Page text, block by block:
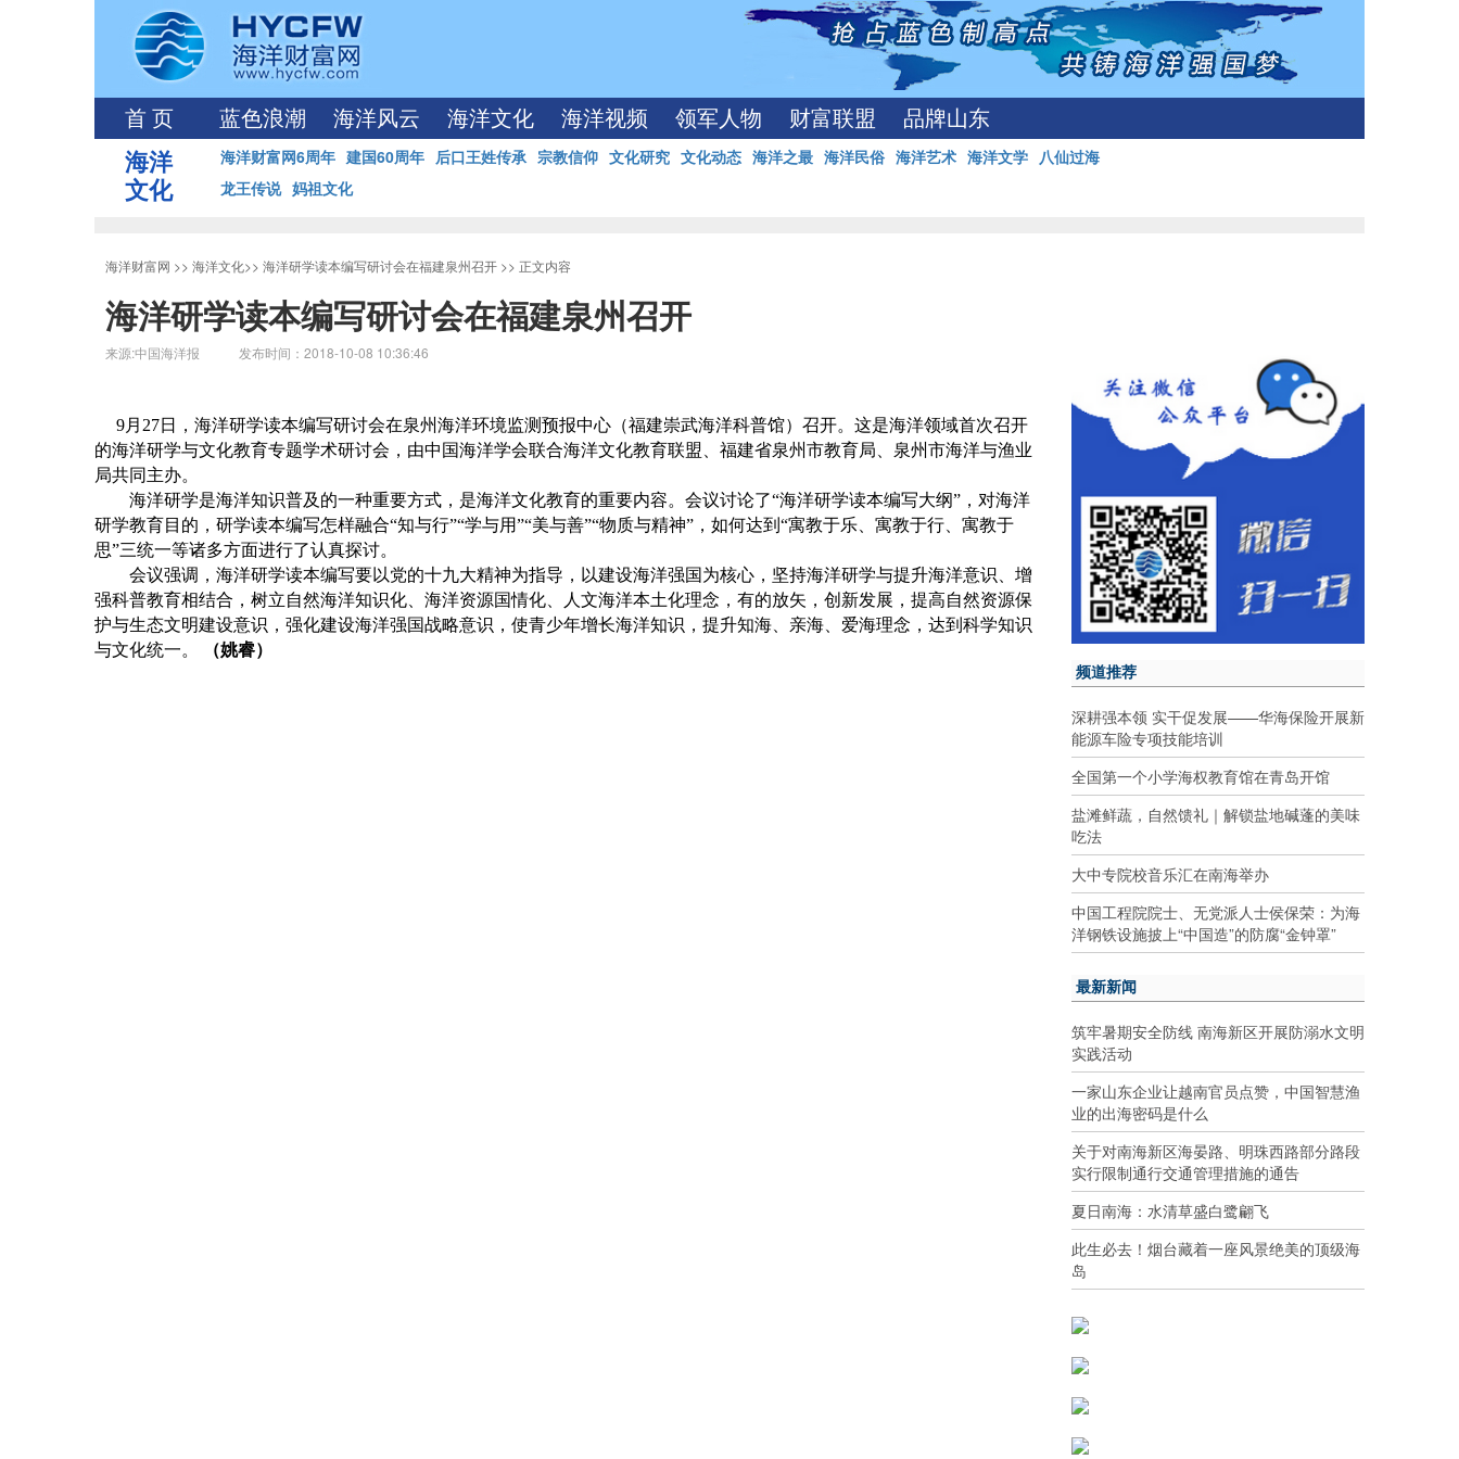
首 页 蓝色浪潮 海洋风云 海洋文化 海洋视频 领军人物 财富联盟 品牌山东
海洋
文化
海洋财富网6周年 建国60周年 后口王姓传承 宗教信仰 文化研究 文化动态 海洋之最 海洋民俗 海洋艺术 海洋文学 八仙过海
龙王传说 妈祖文化
海洋财富网 >> 海洋文化>> 海洋研学读本编写研讨会在福建泉州召开 >> 正文内容
海洋研学读本编写研讨会在福建泉州召开
来源:中国海洋报 发布时间：2018-10-08 10:36:46
9月27日，海洋研学读本编写研讨会在泉州海洋环境监测预报中心（福建崇武海洋科普馆）召开。这是海洋领域首次召开
的海洋研学与文化教育专题学术研讨会，由中国海洋学会联合海洋文化教育联盟、福建省泉州市教育局、泉州市海洋与渔业
局共同主办。
海洋研学是海洋知识普及的一种重要方式，是海洋文化教育的重要内容。会议讨论了“海洋研学读本编写大纲”，对海洋
研学教育目的，研学读本编写怎样融合“知与行”“学与用”“美与善”“物质与精神”，如何达到“寓教于乐、寓教于行、寓教于
思”三统一等诸多方面进行了认真探讨。
会议强调，海洋研学读本编写要以党的十九大精神为指导，以建设海洋强国为核心，坚持海洋研学与提升海洋意识、增
强科普教育相结合，树立自然海洋知识化、海洋资源国情化、人文海洋本土化理念，有的放矢，创新发展，提高自然资源保
护与生态文明建设意识，强化建设海洋强国战略意识，使青少年增长海洋知识，提升知海、亲海、爱海理念，达到科学知识
与文化统一。
（姚睿）
频道推荐
深耕强本领 实干促发展——华海保险开展新
能源车险专项技能培训
全国第一个小学海权教育馆在青岛开馆
盐滩鲜蔬，自然馈礼｜解锁盐地碱蓬的美味
吃法
大中专院校音乐汇在南海举办
中国工程院院士、无党派人士侯保荣：为海
洋钢铁设施披上“中国造”的防腐“金钟罩”
最新新闻
筑牢暑期安全防线 南海新区开展防溺水文明
实践活动
一家山东企业让越南官员点赞，中国智慧渔
业的出海密码是什么
关于对南海新区海晏路、明珠西路部分路段
实行限制通行交通管理措施的通告
夏日南海：水清草盛白鹭翩飞
此生必去！烟台藏着一座风景绝美的顶级海
岛